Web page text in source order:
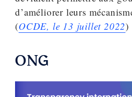
d’améliorer leurs
(OCDE, le 13 juillet 2022)
ONG